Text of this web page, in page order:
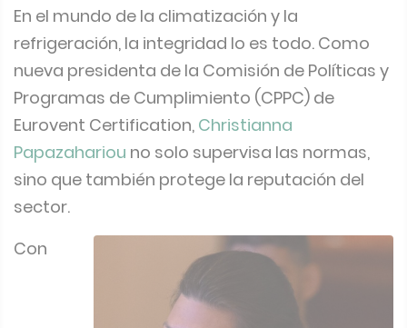
En el mundo de la climatización y la
refrigeración, la integridad lo es todo. Como
nueva presidenta de la Comisión de Políticas y
Programas de Cumplimiento (CPPC) de
Eurovent Certification, Christianna
Papazahariou no solo supervisa las normas,
sino que también protege la reputación del
sector.
Con